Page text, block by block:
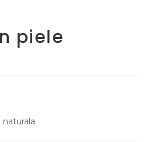
piele